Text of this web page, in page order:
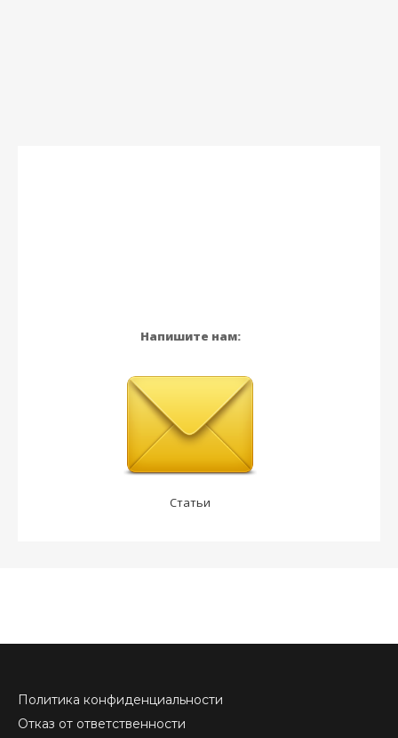
Напишите нам:
Статьи
Политика конфиденциальности
Отказ от ответственности